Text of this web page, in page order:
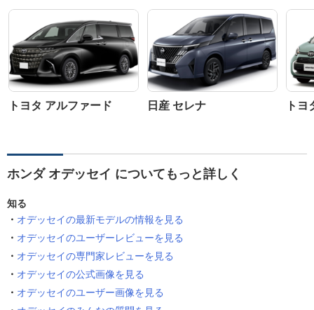
トヨタ アルファード 日産 セレナ ト
ホンダ オデッセイ についてもっと詳しく
知る
オデッセイの最新モデルの情報を見る
オデッセイのユーザーレビューを見る
オデッセイの専門家レビューを見る
オデッセイの公式画像を見る
オデッセイのユーザー画像を見る